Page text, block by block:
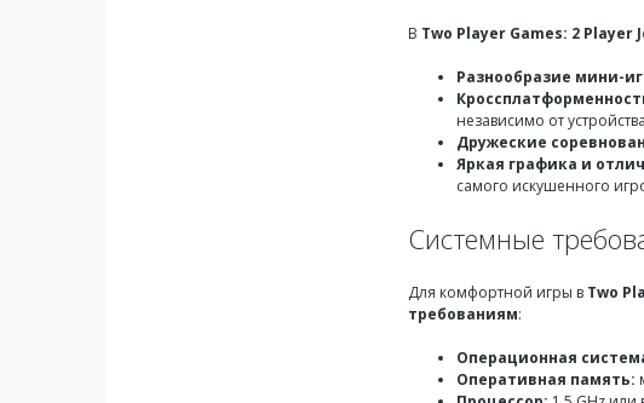
В Two Player Games: 2 Player
Разнообразие мини-
независимо от
Дружеские
Яркая графика и
самого искушенного
Системные
Для комфортной игры в Two
требованиям:
Операционная
Оперативная память: